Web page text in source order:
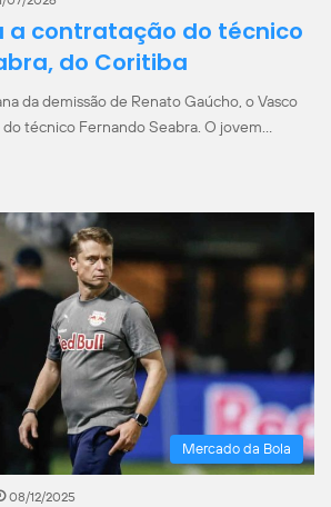
a contratação do técnico
do Coritiba
da demissão de Renato Gaúcho, o Vasco
técnico Fernando Seabra. O jovem…
Mercado da Bola
08/12/2025